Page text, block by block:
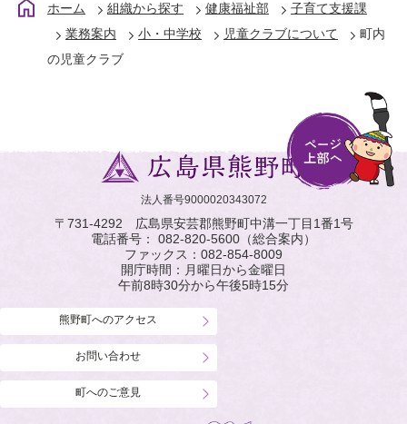
ホーム 組織から探す 健康福祉部
子育て支援課
業務案内
小・中学校 児童クラブについて
町内
の児童クラブ
法人番号9000020343072
〒731-4292 広島県安芸郡熊野町中溝一丁目1番1号
電話番号： 082-820-5600 （総合案内）
ファックス： 082-854-8009
開庁時間：月曜日から金曜日
午前8時30分から午後5時15分
熊野町へのアクセス
お問い合わせ
町へのご意見